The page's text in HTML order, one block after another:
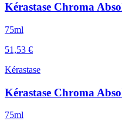
Kérastase Chroma
75ml
51,53 €
Kérastase
Kérastase Chroma
75ml